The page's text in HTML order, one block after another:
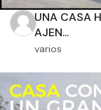
UNA CASA
AJEN...
varios
Recamaras